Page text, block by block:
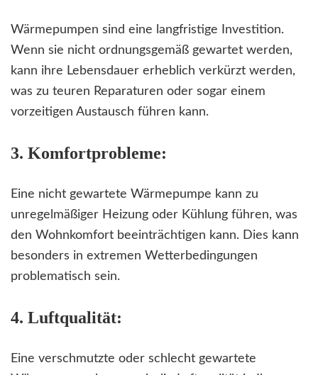
Wärmepumpen sind eine langfristige Investition.
Wenn sie nicht ordnungsgemäß gewartet werden,
kann ihre Lebensdauer erheblich verkürzt werden,
was zu teuren Reparaturen oder sogar einem
vorzeitigen Austausch führen kann.
3. Komfortprobleme:
Eine nicht gewartete Wärmepumpe kann zu
unregelmäßiger Heizung oder Kühlung führen, was
den Wohnkomfort beeinträchtigen kann. Dies kann
besonders in extremen Wetterbedingungen
problematisch sein.
4. Luftqualität:
Eine verschmutzte oder schlecht gewartete